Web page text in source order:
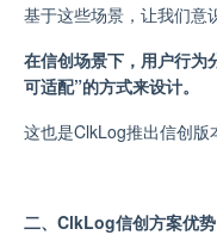
基于这些场景，让我们意
在信创场景下，用户行为
可适配”的方式来设计。
这也是ClkLog推出信创版
二、ClkLog信创方案优势